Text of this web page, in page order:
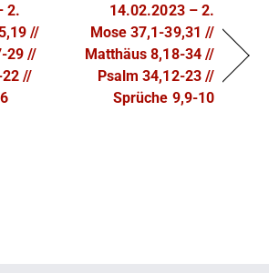
2.
//
29 //
//
14.02.2023 – 2.
Mose 37,1-39,31 //
Matthäus 8,18-34 //
Psalm 34,12-23 //
Sprüche 9,9-10